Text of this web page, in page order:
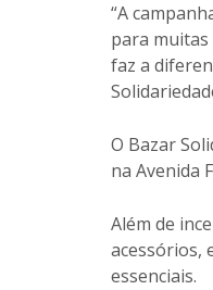
“A
para muitas
faz a
O Bazar
na Avenida
Além de
acessórios,
essenciais.